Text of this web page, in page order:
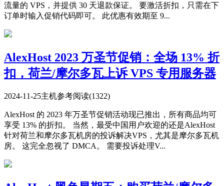
流量的 VPS，并提供 30 天退款保证。 要激活折扣，只需在下
订单时输入促销代码即可。 此优惠有效期至 9...
AlexHost 2023 万圣节促销：全场 13% 折
扣，荷兰/摩尔多瓦上诉 VPS 专用服务器
2024-11-25主机参考阅读(1322)
AlexHost 的 2023 年万圣节促销活动现已推出，所有商品均可
享受 13% 的折扣。 当然，最受中国用户欢迎的还是AlexHost
针对荷兰和摩尔多瓦机房的投诉解决VPS，尤其是摩尔多瓦机
房。 这完全忽视了 DMCA。 需要投诉处理V...